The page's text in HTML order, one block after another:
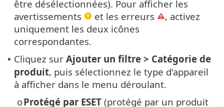
être désélectionnées). Pour afficher les
avertissements
et les erreurs
, activez
uniquement les deux icônes
correspondantes.
• Cliquez sur Ajouter un filtre > Catégorie de
produit, puis sélectionnez le type d'appareil
à afficher dans le menu déroulant.
oProtégé par ESET (protégé par un produit